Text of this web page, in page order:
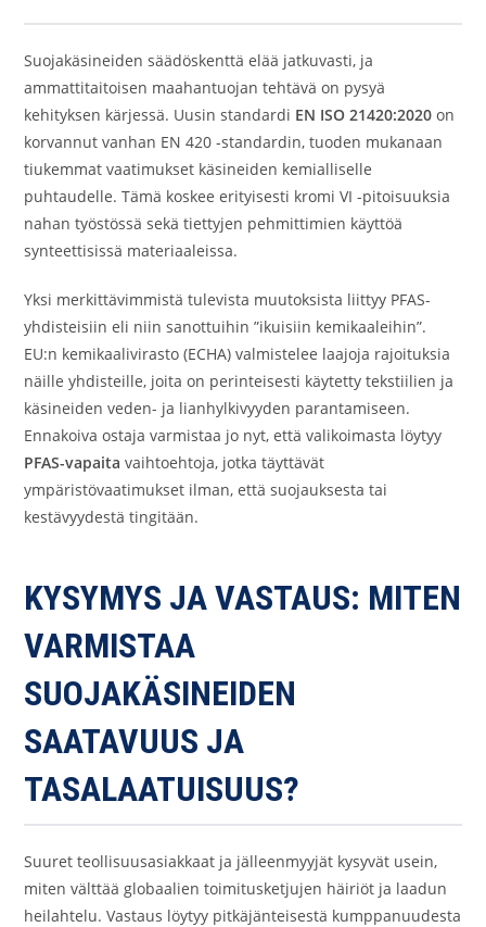
Suojakäsineiden säädöskenttä elää jatkuvasti, ja
ammattitaitoisen maahantuojan tehtävä on pysyä
kehityksen kärjessä. Uusin standardi EN ISO 21420:2020 on
korvannut vanhan EN 420 -standardin, tuoden mukanaan
tiukemmat vaatimukset käsineiden kemialliselle
puhtaudelle. Tämä koskee erityisesti kromi VI -pitoisuuksia
nahan työstössä sekä tiettyjen pehmittimien käyttöä
synteettisissä materiaaleissa.
Yksi merkittävimmistä tulevista muutoksista liittyy PFAS-
yhdisteisiin eli niin sanottuihin ”ikuisiin kemikaaleihin”.
EU:n kemikaalivirasto (ECHA) valmistelee laajoja rajoituksia
näille yhdisteille, joita on perinteisesti käytetty tekstiilien ja
käsineiden veden- ja lianhylkivyyden parantamiseen.
Ennakoiva ostaja varmistaa jo nyt, että valikoimasta löytyy
PFAS-vapaita vaihtoehtoja, jotka täyttävät
ympäristövaatimukset ilman, että suojauksesta tai
kestävyydestä tingitään.
KYSYMYS JA VASTAUS: MITEN
VARMISTAA
SUOJAKÄSINEIDEN
SAATAVUUS JA
TASALAATUISUUS?
Suuret teollisuusasiakkaat ja jälleenmyyjät kysyvät usein,
miten välttää globaalien toimitusketjujen häiriöt ja laadun
heilahtelu. Vastaus löytyy pitkäjänteisestä kumppanuudesta